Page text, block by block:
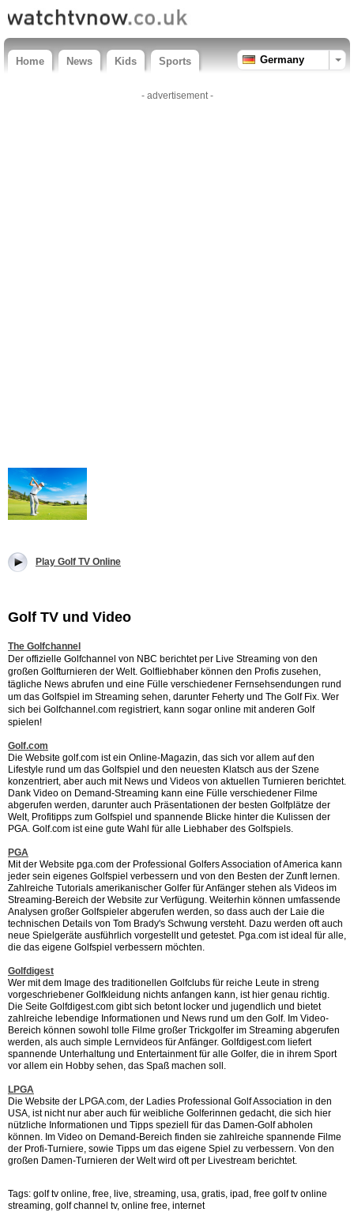
Home News Kids Sports Germany
- advertisement -
Play Golf TV Online
Golf TV und Video
The Golfchannel
Der offizielle Golfchannel von NBC berichtet per Live Streaming von den
großen Golfturnieren der Welt. Golfliebhaber können den Profis zusehen,
tägliche News abrufen und eine Fülle verschiedener Fernsehsendungen rund
um das Golfspiel im Streaming sehen, darunter Feherty und The Golf Fix. Wer
sich bei Golfchannel.com registriert, kann sogar online mit anderen Golf
spielen!
Golf.com
Die Website golf.com ist ein Online-Magazin, das sich vor allem auf den
Lifestyle rund um das Golfspiel und den neuesten Klatsch aus der Szene
konzentriert, aber auch mit News und Videos von aktuellen Turnieren berichtet.
Dank Video on Demand-Streaming kann eine Fülle verschiedener Filme
abgerufen werden, darunter auch Präsentationen der besten Golfplätze der
Welt, Profitipps zum Golfspiel und spannende Blicke hinter die Kulissen der
PGA. Golf.com ist eine gute Wahl für alle Liebhaber des Golfspiels.
PGA
Mit der Website pga.com der Professional Golfers Association of America kann
jeder sein eigenes Golfspiel verbessern und von den Besten der Zunft lernen.
Zahlreiche Tutorials amerikanischer Golfer für Anfänger stehen als Videos im
Streaming-Bereich der Website zur Verfügung. Weiterhin können umfassende
Analysen großer Golfspieler abgerufen werden, so dass auch der Laie die
technischen Details von Tom Brady's Schwung versteht. Dazu werden oft auch
neue Spielgeräte ausführlich vorgestellt und getestet. Pga.com ist ideal für alle,
die das eigene Golfspiel verbessern möchten.
Golfdigest
Wer mit dem Image des traditionellen Golfclubs für reiche Leute in streng
vorgeschriebener Golfkleidung nichts anfangen kann, ist hier genau richtig.
Die Seite Golfdigest.com gibt sich betont locker und jugendlich und bietet
zahlreiche lebendige Informationen und News rund um den Golf. Im Video-
Bereich können sowohl tolle Filme großer Trickgolfer im Streaming abgerufen
werden, als auch simple Lernvideos für Anfänger. Golfdigest.com liefert
spannende Unterhaltung und Entertainment für alle Golfer, die in ihrem Sport
vor allem ein Hobby sehen, das Spaß machen soll.
LPGA
Die Website der LPGA.com, der Ladies Professional Golf Association in den
USA, ist nicht nur aber auch für weibliche Golferinnen gedacht, die sich hier
nützliche Informationen und Tipps speziell für das Damen-Golf abholen
können. Im Video on Demand-Bereich finden sie zahlreiche spannende Filme
der Profi-Turniere, sowie Tipps um das eigene Spiel zu verbessern. Von den
großen Damen-Turnieren der Welt wird oft per Livestream berichtet.
Tags: golf tv online, free, live, streaming, usa, gratis, ipad, free golf tv online
streaming, golf channel tv, online free, internet